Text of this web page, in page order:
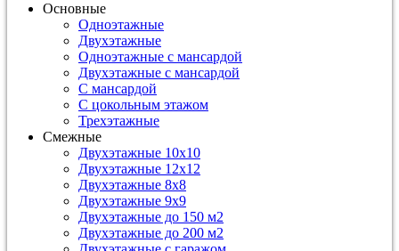
Основные
Одноэтажные
Двухэтажные
Одноэтажные с мансардой
Двухэтажные с мансардой
С мансардой
С цокольным этажом
Трехэтажные
Смежные
Двухэтажные 10х10
Двухэтажные 12х12
Двухэтажные 8х8
Двухэтажные 9х9
Двухэтажные до 150 м2
Двухэтажные до 200 м2